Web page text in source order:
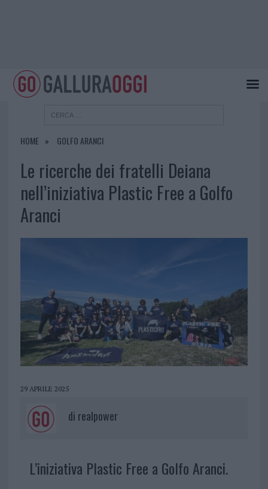
HOME GOLFO ARANCI
Le ricerche dei fratelli Deiana
nell’iniziativa Plastic Free a Golfo
Aranci
29 APRILE 2025
di realpower
L’iniziativa Plastic Free a Golfo Aranci.